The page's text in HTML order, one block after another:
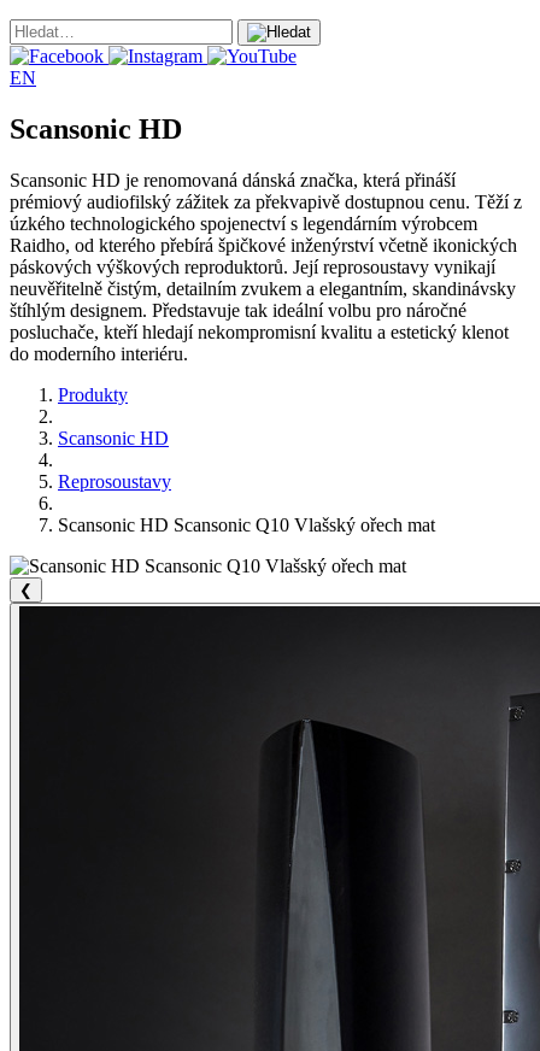
EN
Scansonic HD
Scansonic HD je renomovaná dánská značka, která přináší
prémiový audiofilský zážitek za překvapivě dostupnou cenu. Těží z
úzkého technologického spojenectví s legendárním výrobcem
Raidho, od kterého přebírá špičkové inženýrství včetně ikonických
páskových výškových reproduktorů. Její reprosoustavy vynikají
neuvěřitelně čistým, detailním zvukem a elegantním, skandinávsky
štíhlým designem. Představuje tak ideální volbu pro náročné
posluchače, kteří hledají nekompromisní kvalitu a estetický klenot
do moderního interiéru.
Produkty
Scansonic HD
Reprosoustavy
Scansonic HD Scansonic Q10 Vlašský ořech mat
❮